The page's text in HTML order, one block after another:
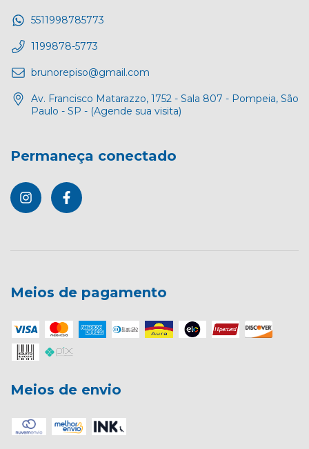
5511998785773
1199878-5773
brunorepiso@gmail.com
Av. Francisco Matarazzo, 1752 - Sala 807 - Pompeia, São
Paulo - SP - (Agende sua visita)
Permaneça conectado
Meios de pagamento
Meios de envio